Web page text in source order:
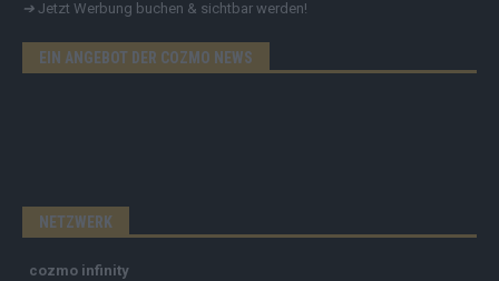
➔ Jetzt Werbung buchen & sichtbar werden!
EIN ANGEBOT DER COZMO NEWS
NETZWERK
cozmo infinity